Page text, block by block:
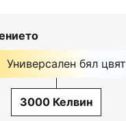
Универсален бял цвят
3000 Келвин